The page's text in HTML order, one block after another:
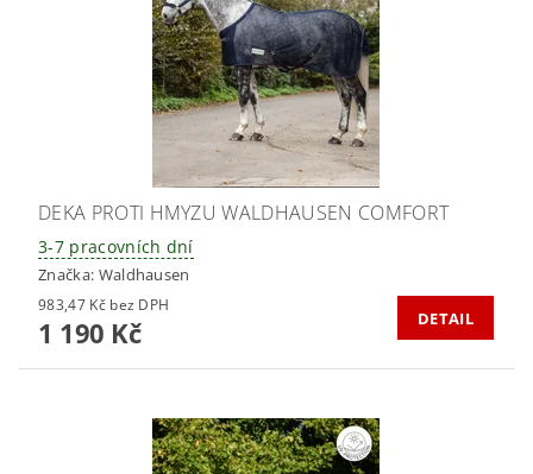
DEKA PROTI HMYZU WALDHAUSEN COMFORT
3-7 pracovních dní
Značka: Waldhausen
983,47 Kč bez DPH
1 190 Kč DETAIL